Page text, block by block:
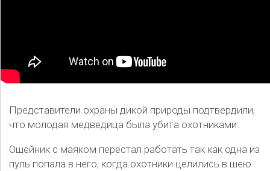
Представители охраны дикой природы подтвердили,
что молодая медведица была убита охотниками.
Ошейник с маяком перестал работать так как одна из
пуль попала в него, когда охотники целились в шею